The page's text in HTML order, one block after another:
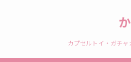
カプセルトイ・ガチ